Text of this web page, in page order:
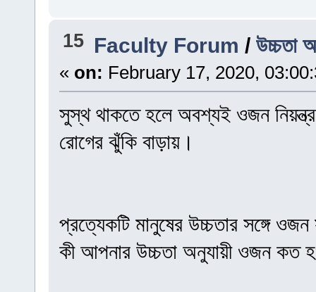
15 Faculty Forum /উচ্চতা
« on: February 17, 2020,
সুস্থ থাকতে হলে অবশ্যই ওজন
রোগের ঝুঁকি বাড়ায়।
প্রত্যেকটি মানুষের উচ্চতার সঙ্গে
কী আপনার উচ্চতা অনুযায়ী ওজন কত